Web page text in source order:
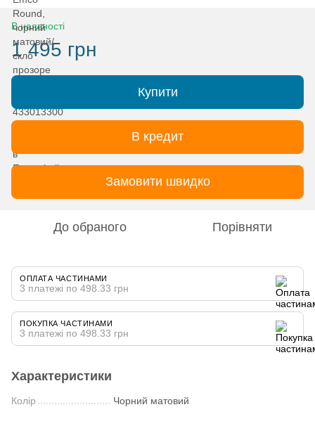
В наявності
1 495 грн
Купити
В кредит
Замовити швидко
До обраного Порівняти
ОПЛАТА ЧАСТИНАМИ
3 платежі по 498.33 грн
ПОКУПКА ЧАСТИНАМИ
3 платежі по 498.33 грн
Характеристики
Колір Чорний матовий